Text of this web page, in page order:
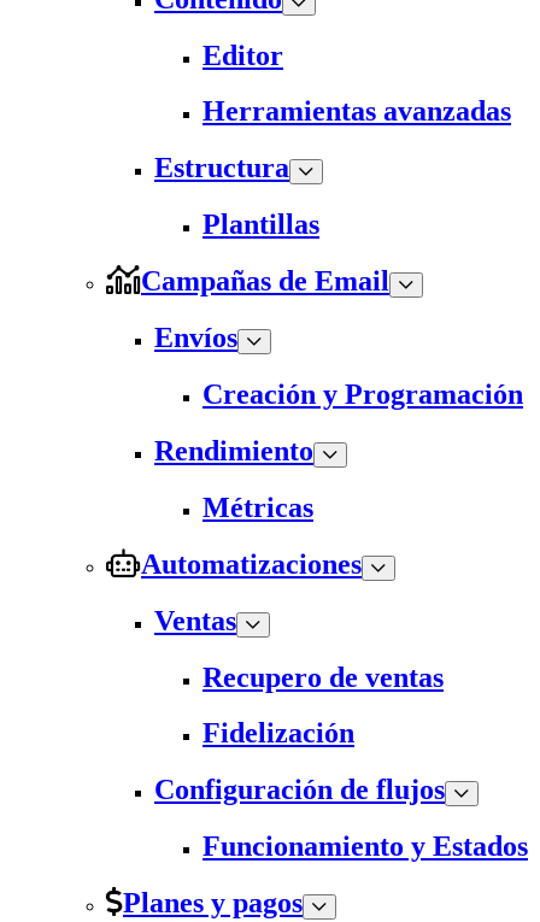
Editor
Herramientas avanzadas
Estructura
Plantillas
Campañas de Email
Envíos
Creación y Programación
Rendimiento
Métricas
Automatizaciones
Ventas
Recupero de ventas
Fidelización
Configuración de flujos
Funcionamiento y Estados
Planes y pagos